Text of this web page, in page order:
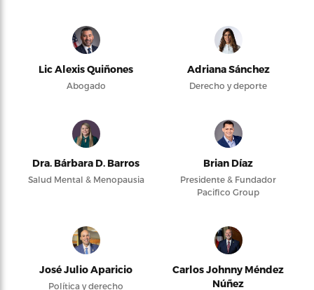
Lic Alexis Quiñones
Abogado
Adriana Sánchez
Derecho y deporte
Dra. Bárbara D. Barros
Salud Mental & Menopausia
Brian Díaz
Presidente & Fundador
Pacifico Group
José Julio Aparicio
Política y derecho
Carlos Johnny Méndez
Núñez